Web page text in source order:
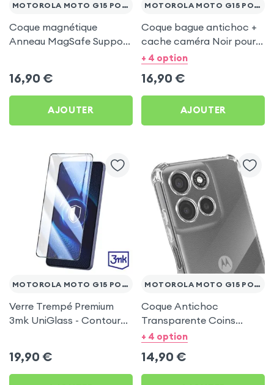
MOTOROLA MOTO G15 POWER
Coque magnétique
Anneau MagSafe Support
16,90 €
AJOUTER
MOTOROLA MOTO G15 POWER
Coque bague antichoc +
cache caméra Noir pour
Motorola Moto G15 Power
+ 4 option
16,90 €
AJOUTER
MOTOROLA MOTO G15 POWER
Verre Trempé Premium
3mk UniGlass - Contour
19,90 €
MOTOROLA MOTO G15 POWER
Coque Antichoc
Transparente Coins
Renforcés pour Motorola
+ 4 option
14,90 €